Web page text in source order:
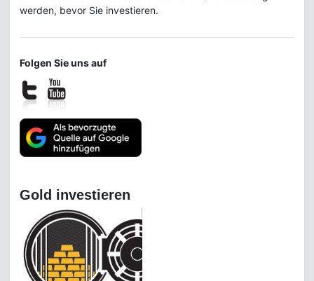
werden, bevor Sie investieren.
Folgen Sie uns auf
Gold investieren